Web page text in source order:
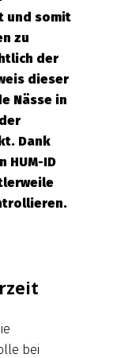
und somit
zu
der
dieser
Nässe in
Dank
HUM-ID
bei